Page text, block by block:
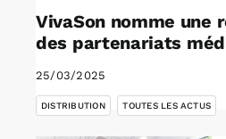
VivaSon nomme une
des partenariats
25/03/2025
DISTRIBUTION TOUTES LES ACTUS